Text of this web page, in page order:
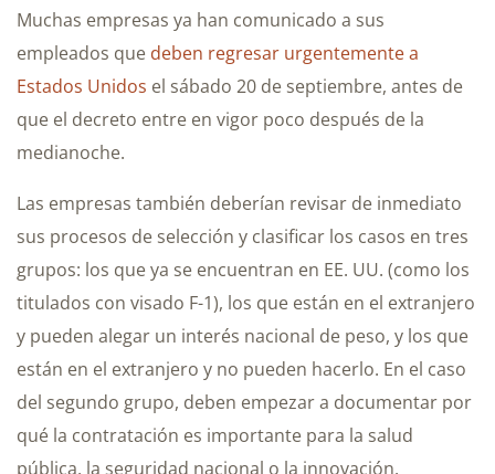
Muchas empresas ya han comunicado a sus
empleados que deben regresar urgentemente a
Estados Unidos el sábado 20 de septiembre, antes de
que el decreto entre en vigor poco después de la
medianoche.
Las empresas también deberían revisar de inmediato
sus procesos de selección y clasificar los casos en tres
grupos: los que ya se encuentran en EE. UU. (como los
titulados con visado F-1), los que están en el extranjero
y pueden alegar un interés nacional de peso, y los que
están en el extranjero y no pueden hacerlo. En el caso
del segundo grupo, deben empezar a documentar por
qué la contratación es importante para la salud
pública, la seguridad nacional o la innovación.